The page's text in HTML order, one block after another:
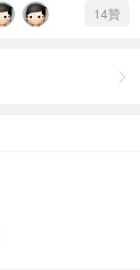
14贊
